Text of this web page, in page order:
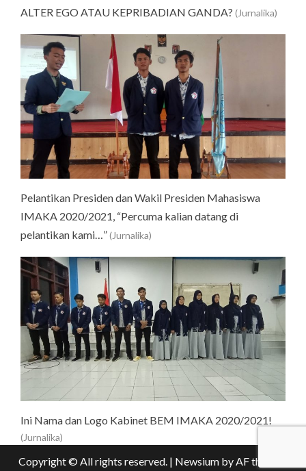
ALTER EGO ATAU KEPRIBADIAN GANDA? (Jurnalika)
Pelantikan Presiden dan Wakil Presiden Mahasiswa
IMAKA 2020/2021, “Percuma kalian datang di
pelantikan kami…”(Jurnalika)
Ini Nama dan Logo Kabinet BEM IMAKA 2020/2021!
(Jurnalika)
Copyright © All rights reserved. | Newsium by AF themes.